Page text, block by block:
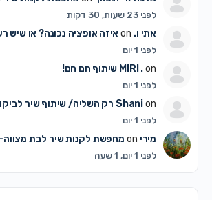
לפני 23 שעות, 30 דקות
אתי ו.on איזה אופציה נכונה? או שיש
לפני 1 יום
MIRI .on שיתוף חם חם!
לפני 1 יום
Shanion רק השליה/ שיתוף שיר
לפני 1 יום
מיריon מחפשת לקנות שיר לבת
לפני 1 יום, 1 שעה